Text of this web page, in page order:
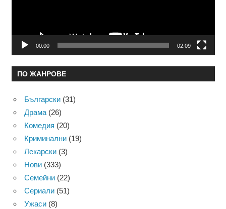
00:00 02:09
ПО ЖАНРОВЕ
Български (31)
Драма (26)
Комедия (20)
Криминални (19)
Лекарски (3)
Нови (333)
Семейни (22)
Сериали (51)
Ужаси (8)